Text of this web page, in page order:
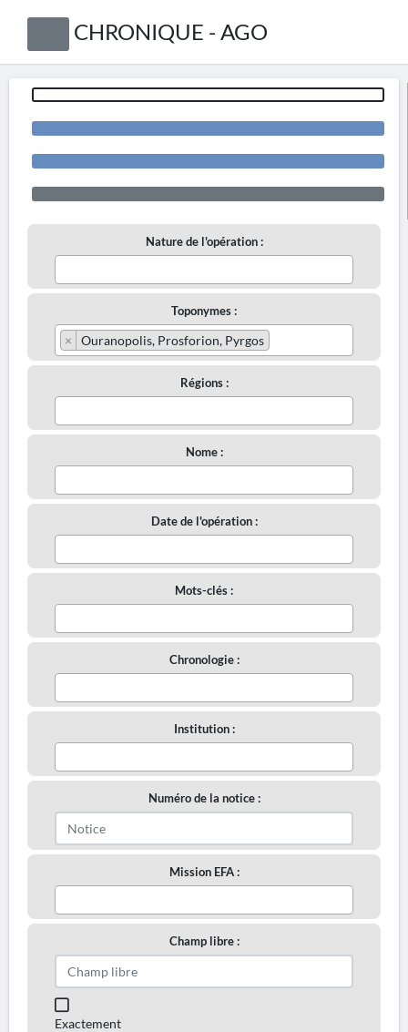
CHRONIQUE - AGO
Nature de l'opération :
Toponymes :
× Ouranopolis, Prosforion, Pyrgos
Régions :
Nome :
Date de l'opération :
Mots-clés :
Chronologie :
Institution :
Numéro de la notice :
Mission EFA :
Champ libre :
Exactement